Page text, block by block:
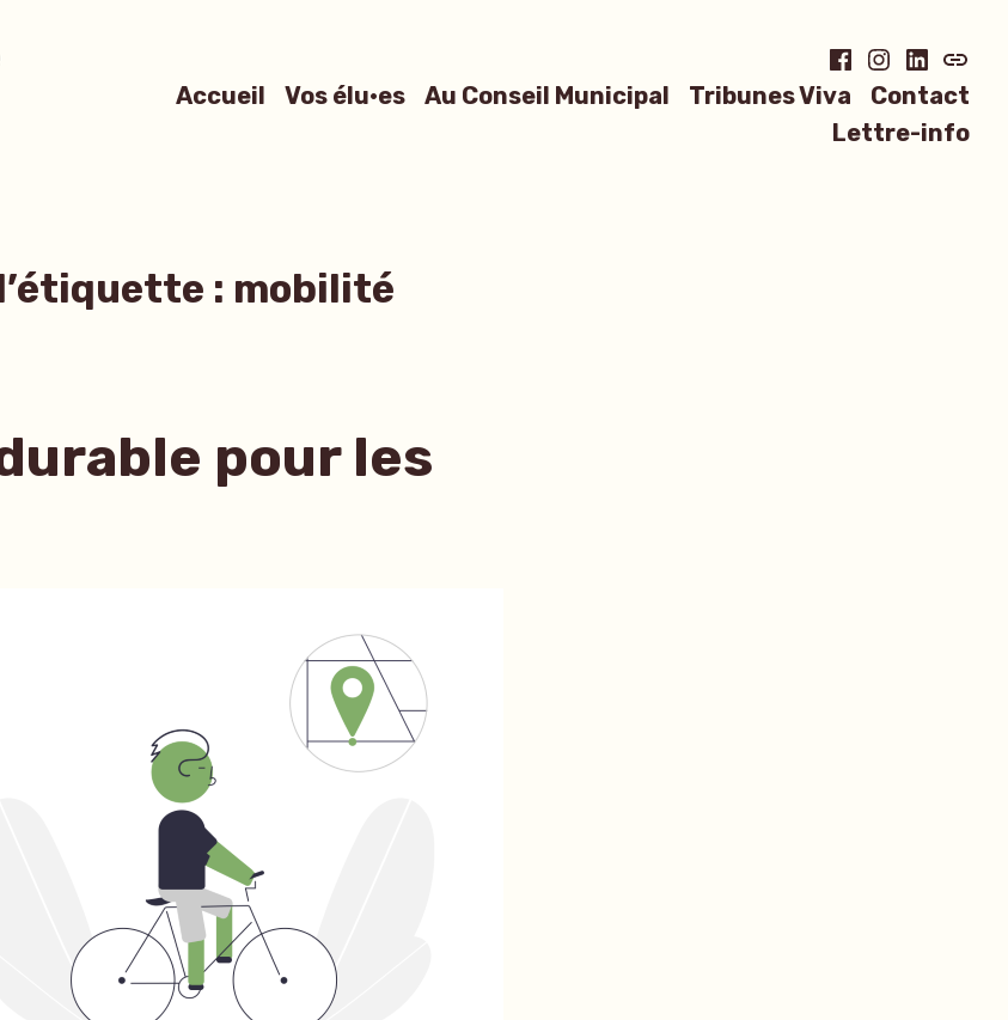
Accueil Vos élu·es Au Conseil Municipal Tribunes Viva
Contact
Lettre-info
Facebook
Instagram
LinkedIn
: mobilité
pour les